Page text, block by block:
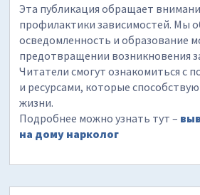
Эта публикация обращает
профилактики зависимостей. Мы
осведомленность и образование
предотвращении возникновения
Читатели смогут ознакомиться с
и ресурсами, которые
жизни.
Подробнее можно узнать тут –
на дому нарколог